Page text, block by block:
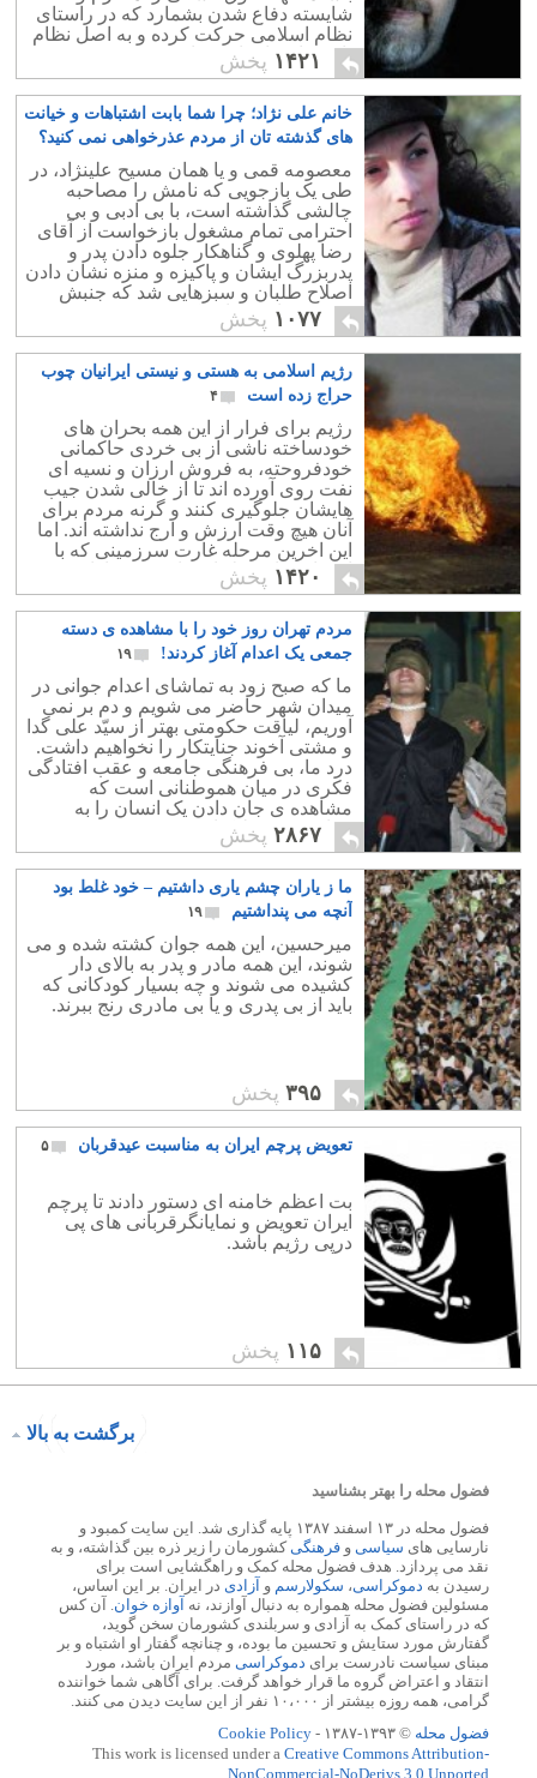
شایسته دفاع شدن بشمارد که در راستای
نظام اسلامی حرکت کرده و به اصل نظام
باور و اعتقاد داشته باشند؟
۱۴۲۱ پخش
خانم علی نژاد؛ چرا شما بابت اشتباهات و خیانت
های گذشته تان از مردم عذرخواهی نمی کنید؟
معصومه قمی و یا همان مسیح علینژاد، در
طی یک بازجویی که نامش را مصاحبه
چالشی گذاشته است، با بی ادبی و بی
احترامی تمام مشغول بازخواست از آقای
رضا پهلوی و گناهکار جلوه دادن پدر و
پدربزرگ ایشان و پاکیزه و منزه نشان دادن
اصلاح طلبان و سبزهایی شد که جنبش
مردمی را به بیراهه کشیدند. زهی بی
شرمی خانم علینژاد
۱۰۷۷ پخش
رژیم اسلامی به هستی و نیستی ایرانیان چوب
حراج زده است
۴
رژیم برای فرار از این همه بحران های
خودساخته ناشی از بی خردی حاکمانی
خودفروحته، به فروش ارزان و نسیه ای
نفت روی آورده اند تا از خالی شدن جیب
هایشان جلوگیری کنند و گرنه مردم برای
آنان هیچ وقت ارزش و ارج نداشته اند. اما
این اخرین مرحله غارت سرزمینی که با
اعتماد به این جلادان، باید چنین تاوان
بدهند؟
۱۴۲۰ پخش
مردم تهران روز خود را با مشاهده ی دسته
جمعی یک اعدام آغاز کردند!
۱۹
ما که صبح زود به تماشای اعدام جوانی در
میدان شهر حاضر می شویم و دم بر نمی
آوریم، لیاقت حکومتی بهتر از سیّد علی گدا
و مشتی آخوند جنایتکار را نخواهیم داشت.
درد ما، بی فرهنگی جامعه و عقب افتادگی
فکری در میان هموطنانی است که
مشاهده ی جان دادن یک انسان را به
خواندن دو خط کتاب، ترجیح می دهند.
۲۸۶۷ پخش
ما ز یاران چشم یاری داشتیم – خود غلط بود
آنچه می پنداشتیم
۱۹
میرحسین، این همه جوان کشته شده و می
شوند، این همه مادر و پدر به بالای دار
کشیده می شوند و چه بسیار کودکانی که
باید از بی پدری و یا بی مادری رنج ببرند.
۳۹۵ پخش
تعویض پرچم ایران به مناسبت عیدقربان ۵
بت اعظم خامنه ای دستور دادند تا پرچم
ایران تعویض و نمایانگرقربانی های پی
درپی رژیم باشد.
۱۱۵ پخش
برگشت به بالا
فضول محله را بهتر بشناسید
فضول محله در ۱۳ اسفند ۱۳۸۷ پایه گذاری شد. این سایت کمبود و
نارسایی های سیاسی و فرهنگی کشورمان را زیر ذره بین گذاشته، و به
نقد می پردازد. هدف فضول محله کمک و راهگشایی است برای
رسیدن به دموکراسی، سکولارسم و آزادی در ایران. بر این اساس،
مسئولین فضول محله همواره به دنبال آوازند، نه آوازه خوان . آن کس
که در راستای کمک به آزادی و سربلندی کشورمان سخن گوید،
گفتارش مورد ستایش و تحسین ما بوده، و چنانچه گفتار او اشتباه و بر
مبنای سیاست نادرست برای دموکراسی مردم ایران باشد، مورد
انتقاد و اعتراض گروه ما قرار خواهد گرفت. برای آگاهی شما خواننده
گرامی، همه روزه بیشتر از ۱۰،۰۰۰ نفر از این سایت دیدن می کنند.
فضول محله © ۱۳۹۳-۱۳۸۷ -
Cookie Policy
This work is licensed under a Creative Commons Attribution-
NonCommercial-NoDerivs 3.0 Unported